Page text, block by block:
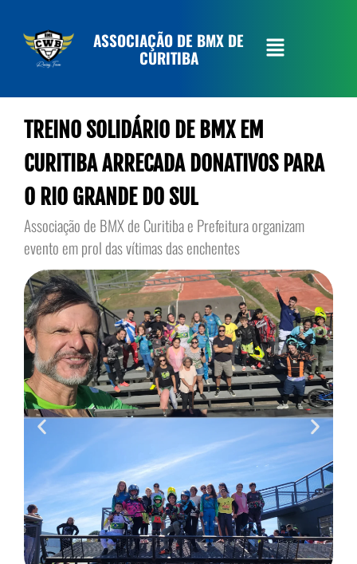
ASSOCIAÇÃO DE BMX DE
CURITIBA
TREINO SOLIDÁRIO DE BMX EM
CURITIBA ARRECADA DONATIVOS PARA
O RIO GRANDE DO SUL
Associação de BMX de Curitiba e Prefeitura organizam
evento em prol das vítimas das enchentes